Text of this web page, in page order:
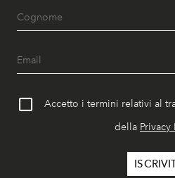
Accetto i termini relativi al
della Privacy